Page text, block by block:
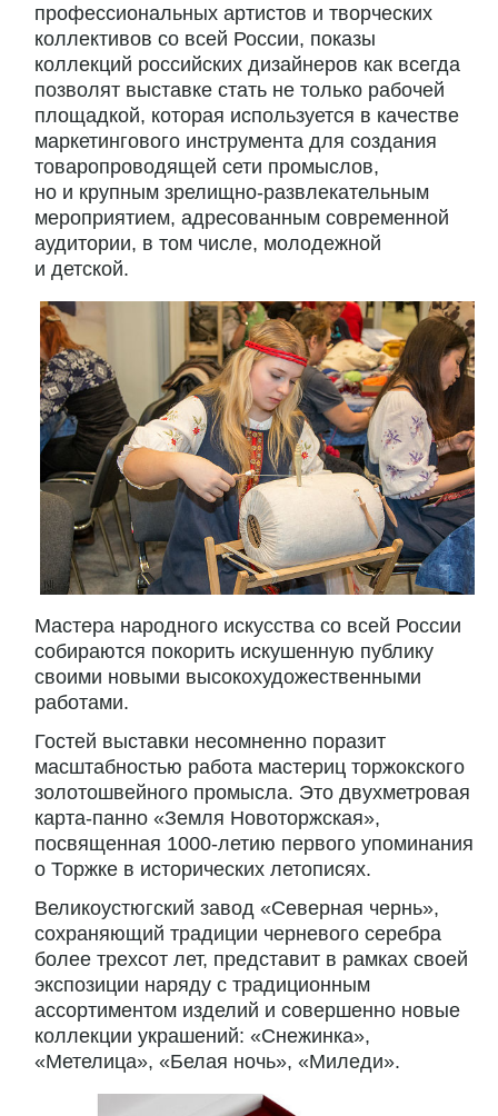
профессиональных артистов и творческих
коллективов со всей России, показы
коллекций российских дизайнеров как всегда
позволят выставке стать не только рабочей
площадкой, которая используется в качестве
маркетингового инструмента для создания
товаропроводящей сети промыслов,
но и крупным зрелищно-развлекательным
мероприятием, адресованным современной
аудитории, в том числе, молодежной
и детской.
Мастера народного искусства со всей России
собираются покорить искушенную публику
своими новыми высокохудожественными
работами.
Гостей выставки несомненно поразит
масштабностью работа мастериц торжокского
золотошвейного промысла. Это двухметровая
карта-панно «Земля Новоторжская»,
посвященная 1000-летию первого упоминания
о Торжке в исторических летописях.
Великоустюгский завод «Северная чернь»,
сохраняющий традиции черневого серебра
более трехсот лет, представит в рамках своей
экспозиции наряду с традиционным
ассортиментом изделий и совершенно новые
коллекции украшений: «Снежинка»,
«Метелица», «Белая ночь», «Миледи».